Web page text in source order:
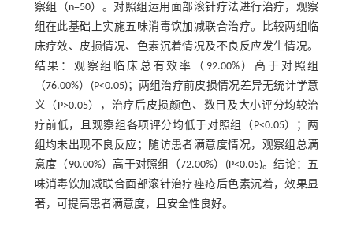
察组（n=50）。对照组运用面部滚针疗法进行治疗，观察
组在此基础上实施五味消毒饮加减联合治疗。比较两组临
床疗效、皮损情况、色素沉着情况及不良反应发生情况。
结果：观察组临床总有效率（92.00%）高于对照组
（76.00%）(P<0.05)；两组治疗前皮损情况差异无统计学意
义（P>0.05），治疗后皮损颜色、数目及大小评分均较治
疗前低，且观察组各项评分均低于对照组（P<0.05）；两
组均未出现不良反应；随访患者满意度情况，观察组总满
意度（90.00%）高于对照组（72.00%）(P<0.05)。结论：五
味消毒饮加减联合面部滚针治疗痤疮后色素沉着，效果显
著，可提高患者满意度，且安全性良好。